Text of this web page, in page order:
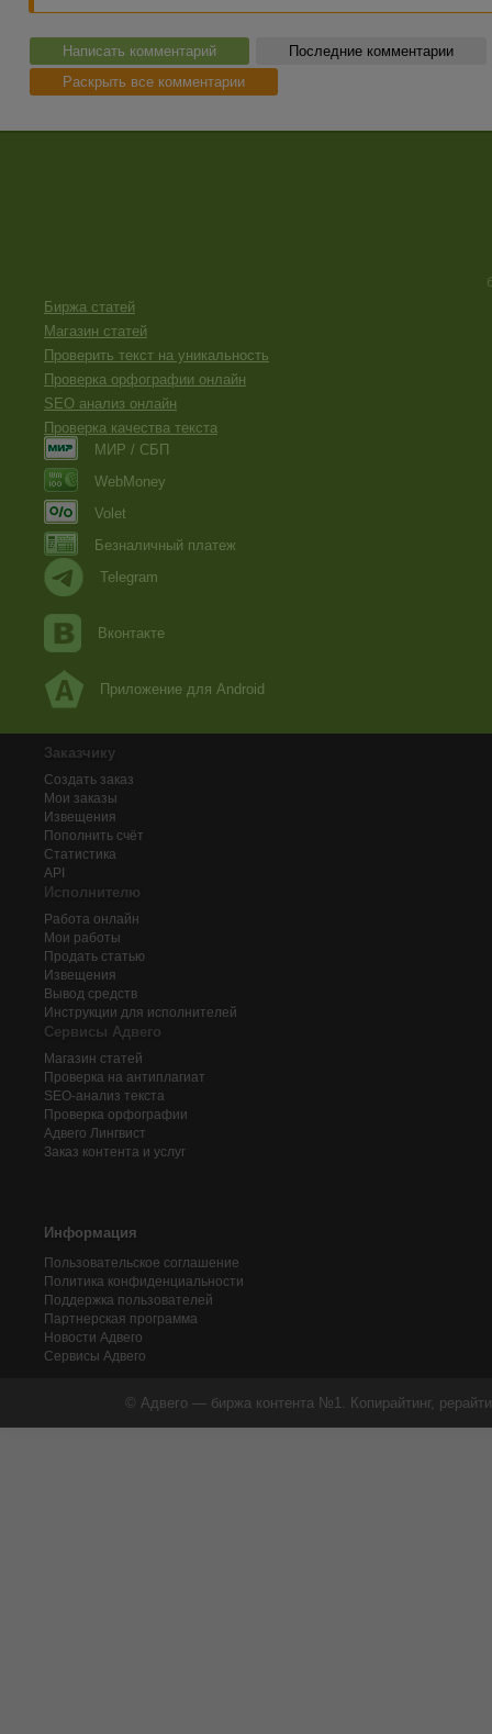
Написать комментарий
Последние комментарии
Раскрыть все комментарии
Биржа статей
Магазин статей
Проверить текст на уникальность
Проверка орфографии онлайн
SEO анализ онлайн
Проверка качества текста
МИР / СБП
WebMoney
Volet
Безналичный платеж
Telegram
Вконтакте
Приложение для Android
Заказчику
Создать заказ
Мои заказы
Извещения
Пополнить счёт
Статистика
API
Исполнителю
Работа онлайн
Мои работы
Продать статью
Извещения
Вывод средств
Инструкции для исполнителей
Сервисы Адвего
Магазин статей
Проверка на антиплагиат
SEO-анализ текста
Проверка орфографии
Адвего Лингвист
Заказ контента и услуг
Информация
Пользовательское соглашение
Политика конфиденциальности
Поддержка пользователей
Партнерская программа
Новости Адвего
Сервисы Адвего
© Адвего — биржа контента №1. Копирайтинг,